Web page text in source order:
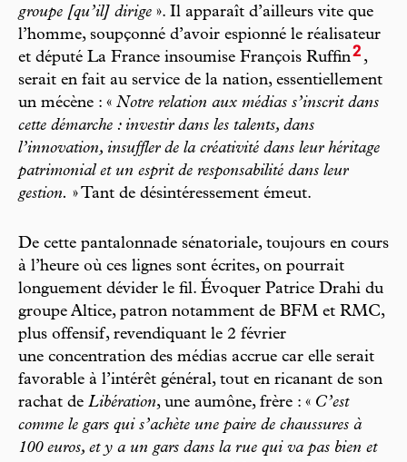
groupe [qu’il] dirige ». Il apparaît d’ailleurs vite que
l’homme, soupçonné d’avoir espionné le réalisateur
et député La France insoumise François Ruffin2 ,
serait en fait au service de la nation, essentiellement
un mécène : « Notre relation aux médias s’inscrit dans
cette démarche : investir dans les talents, dans
l’innovation, insuffler de la créativité dans leur héritage
patrimonial et un esprit de responsabilité dans leur
gestion. » Tant de désintéressement émeut.
De cette pantalonnade sénatoriale, toujours en cours
à l’heure où ces lignes sont écrites, on pourrait
longuement dévider le fil. Évoquer Patrice Drahi du
groupe Altice, patron notamment de BFM et RMC,
plus offensif, revendiquant le 2 février
une concentration des médias accrue car elle serait
favorable à l’intérêt général, tout en ricanant de son
rachat de Libération, une aumône, frère : « C’est
comme le gars qui s’achète une paire de chaussures à
100 euros, et y a un gars dans la rue qui va pas bien et